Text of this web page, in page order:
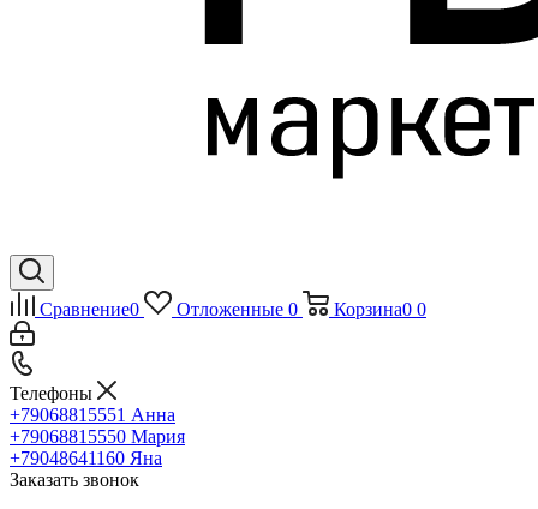
Сравнение0 Отложенные 0 Корзина0 0
Телефоны
+79068815551 Анна
+79068815550 Мария
+79048641160 Яна
Заказать звонок